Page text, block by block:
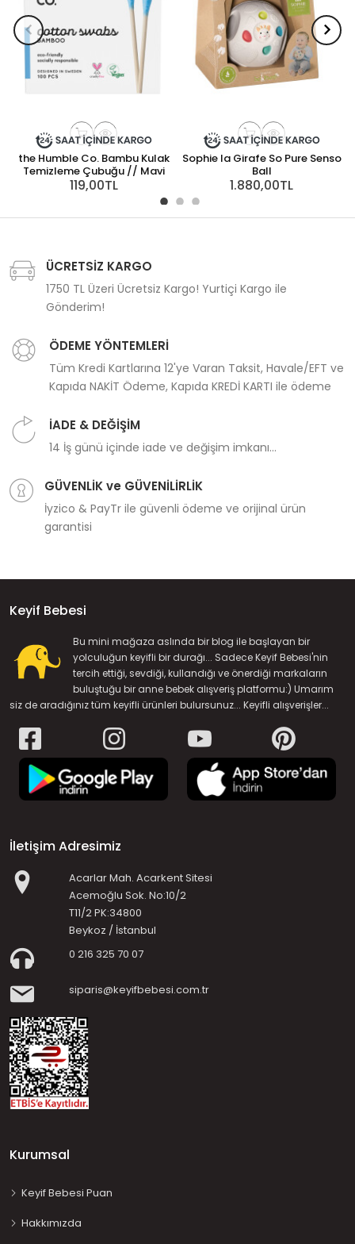
the Humble Co. Bambu Kulak
Temizleme Çubuğu // Mavi
119,00TL
Sophie la Girafe So Pure Senso
Ball
1.880,00TL
ÜCRETSİZ KARGO
1750 TL Üzeri Ücretsiz Kargo! Yurtiçi Kargo ile
Gönderim!
ÖDEME YÖNTEMLERİ
Tüm Kredi Kartlarına 12'ye Varan Taksit, Havale/EFT ve
Kapıda NAKİT Ödeme, Kapıda KREDİ KARTI ile ödeme
İADE & DEĞİŞİM
14 İş günü içinde iade ve değişim imkanı...
GÜVENLİK ve GÜVENİLİRLİK
İyzico & PayTr ile güvenli ödeme ve orijinal ürün
garantisi
Keyif Bebesi
Bu mini mağaza aslında bir blog ile başlayan bir
yolculuğun keyifli bir durağı... Sadece Keyif Bebesi'nin
tercih ettiği, sevdiği, kullandığı ve önerdiği markaların
buluştuğu bir anne bebek alışveriş platformu:) Umarım
siz de aradığınız tüm keyifli ürünleri bulursunuz... Keyifli alışverişler...
İletişim Adresimiz
Acarlar Mah. Acarkent Sitesi
Acemoğlu Sok. No:10/2
T11/2 PK:34800
Beykoz / İstanbul
0 216 325 70 07
siparis@keyifbebesi.com.tr
Kurumsal
Keyif Bebesi Puan
Hakkımızda